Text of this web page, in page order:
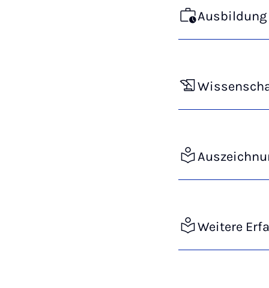
Weitere